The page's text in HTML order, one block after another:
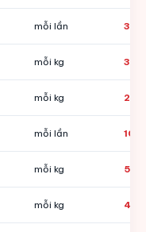
mỗi lần
mỗi kg
mỗi kg
mỗi lần
mỗi kg
mỗi kg